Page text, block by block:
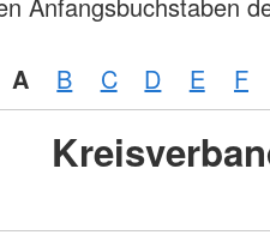
A B C D E F